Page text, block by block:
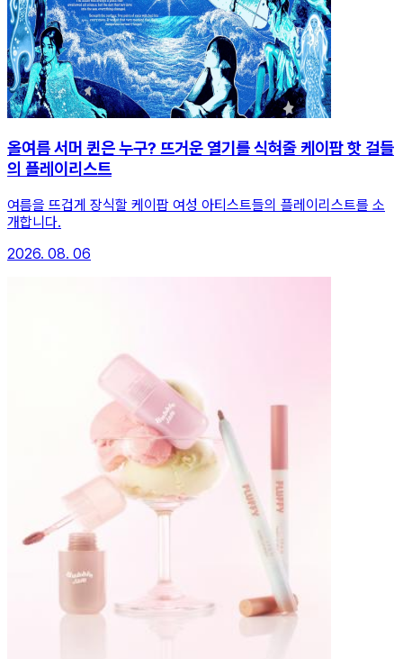
올여름 서머 퀸은 누구? 뜨거운 열기를 식혀줄 케이팝 핫 걸들
의 플레이리스트
여름을 뜨겁게 장식할 케이팝 여성 아티스트들의 플레이리스트를 소
개합니다.
2026. 08. 06